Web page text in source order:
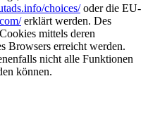
choices/oder die EU-
erklärt werden. Des
mittels deren
Browsers erreicht werden.
nicht alle Funktionen
können.